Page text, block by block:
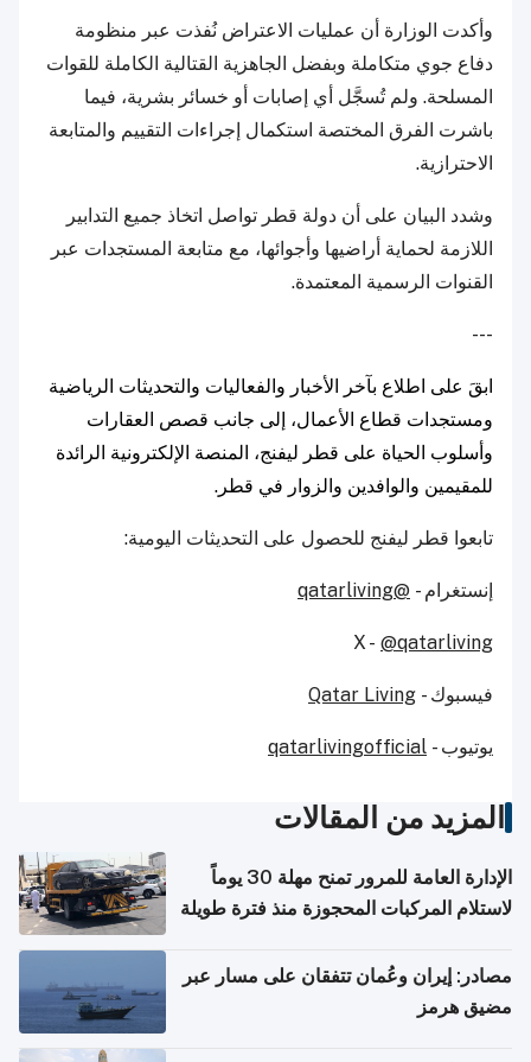
وأكدت الوزارة أن عمليات الاعتراض نُفذت عبر منظومة
دفاع جوي متكاملة وبفضل الجاهزية القتالية الكاملة للقوات
المسلحة. ولم تُسجَّل أي إصابات أو خسائر بشرية، فيما
باشرت الفرق المختصة استكمال إجراءات التقييم والمتابعة
الاحترازية.
وشدد البيان على أن دولة قطر تواصل اتخاذ جميع التدابير
اللازمة لحماية أراضيها وأجوائها، مع متابعة المستجدات عبر
القنوات الرسمية المعتمدة.
---
ابقَ على اطلاع بآخر الأخبار والفعاليات والتحديثات الرياضية
ومستجدات قطاع الأعمال، إلى جانب قصص العقارات
وأسلوب الحياة على قطر ليفنج، المنصة الإلكترونية الرائدة
للمقيمين والوافدين والزوار في قطر.
تابعوا قطر ليفنج للحصول على التحديثات اليومية:
إنستغرام - @qatarliving
X - @qatarliving
فيسبوك - Qatar Living
يوتيوب - qatarlivingofficial
المزيد من المقالات
الإدارة العامة للمرور تمنح مهلة 30 يوماً
لاستلام المركبات المحجوزة منذ فترة طويلة
مصادر: إيران وعُمان تتفقان على مسار عبر
مضيق هرمز